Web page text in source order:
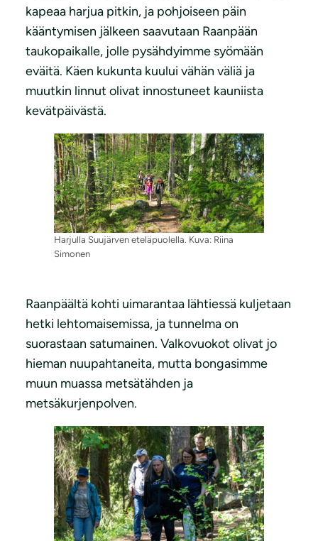
kapeaa harjua pitkin, ja pohjoiseen päin
kääntymisen jälkeen saavutaan Raanpään
taukopaikalle, jolle pysähdyimme syömään
eväitä. Käen kukunta kuului vähän väliä ja
muutkin linnut olivat innostuneet kauniista
kevätpäivästä.
Harjulla Suujärven eteläpuolella. Kuva: Riina
Simonen
Raanpäältä kohti uimarantaa lähtiessä kuljetaan
hetki lehtomaisemissa, ja tunnelma on
suorastaan satumainen. Valkovuokot olivat jo
hieman nuupahtaneita, mutta bongasimme
muun muassa metsätähden ja
metsäkurjenpolven.